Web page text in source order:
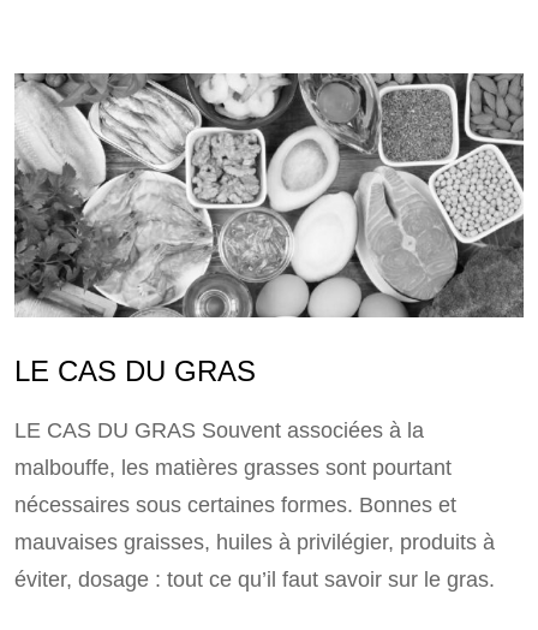
LE CAS DU GRAS
LE CAS DU GRAS Souvent associées à la
malbouffe, les matières grasses sont pourtant
nécessaires sous certaines formes. Bonnes et
mauvaises graisses, huiles à privilégier, produits à
éviter, dosage : tout ce qu’il faut savoir sur le gras.